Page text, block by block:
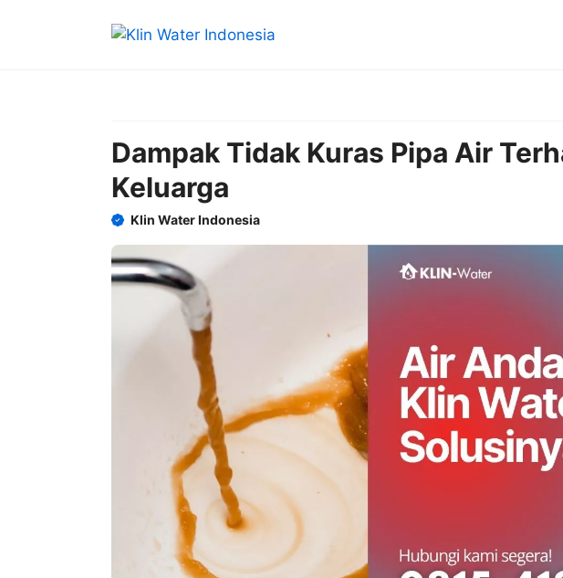
Dampak Tidak Kuras Pipa Air
Keluarga
Klin Water Indonesia